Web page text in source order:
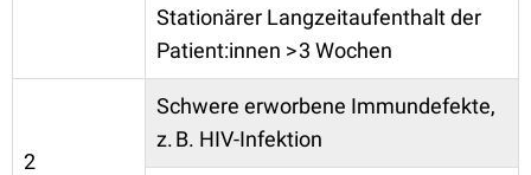
Stationärer Langzeitaufenthalt der
Patient:innen > 3 Wochen
2
Schwere erworbene Immundefekte,
z. B. HIV-Infektion